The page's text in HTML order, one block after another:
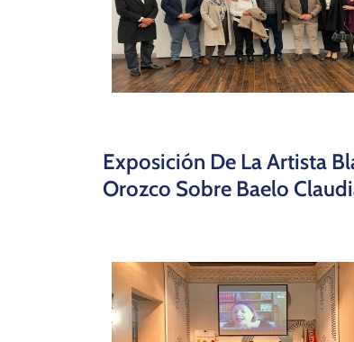
Exposición De La Artista
Orozco Sobre Baelo